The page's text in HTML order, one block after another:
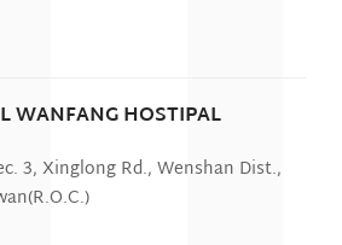
WANFANG HOSTIPAL
3, Xinglong Rd., Wenshan Dist.,